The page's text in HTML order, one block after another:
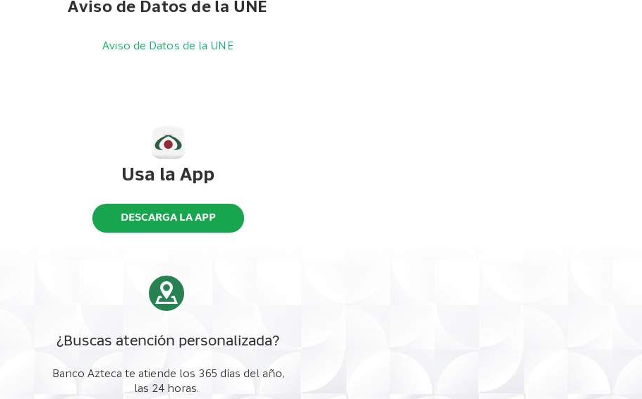
Aviso de Datos de la UNE
Aviso de Datos de la UNE
Usa la App
DESCARGA LA APP
¿Buscas atención personalizada?
Banco Azteca te atiende los 365 días del año,
las 24 horas.